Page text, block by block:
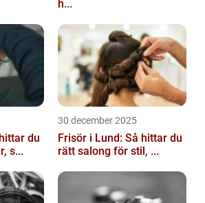
h...
du
s...
30 december 2025
Frisör i Lund: Så hittar du
rätt salong för stil, ...